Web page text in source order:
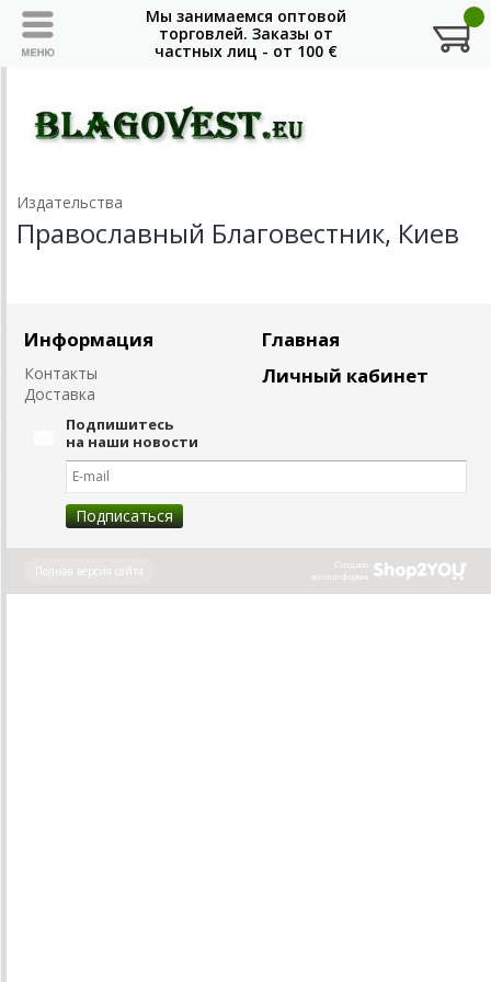
Издательства
Православный Благовестник, Киев
Информация
Контакты
Доставка
Главная
Личный кабинет
Подпишитесь
на наши новости
Создано
на платформе
Полная версия сайта